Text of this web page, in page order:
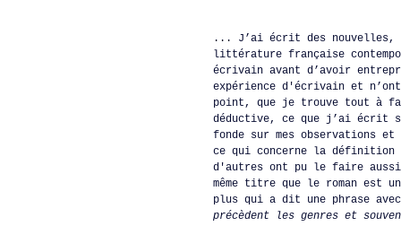
... J’ai écrit des nouvelles,
littérature française
écrivain avant d’avoir
expérience d'écrivain et
point, que je trouve tout à
déductive, ce que j’ai écrit
fonde sur mes observations
ce qui concerne la définition
d'autres ont pu le faire
même titre que le roman est
plus qui a dit une phrase
précèdent les genres et